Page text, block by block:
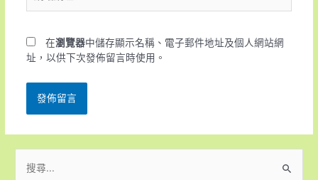
在瀏覽器中儲存顯示名稱、電子郵件地址及個人網站網
址，以供下次發佈留言時使用。